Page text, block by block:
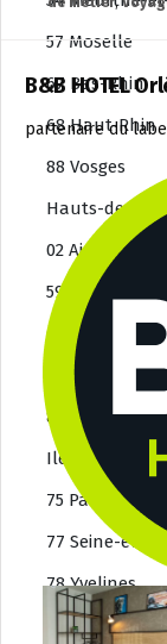
57 Moselle
67 Bas-Rhin
68 Haut-Rhin
88 Vosges
Hauts-de-
02 Aisne
59 Nord
60 Oise
62 Pas-de-
80 Somme
Ile-de-France
75 Paris
77 Seine-et-
78 Yvelines
91 Essonne
B&B HOTEL
partenaire du